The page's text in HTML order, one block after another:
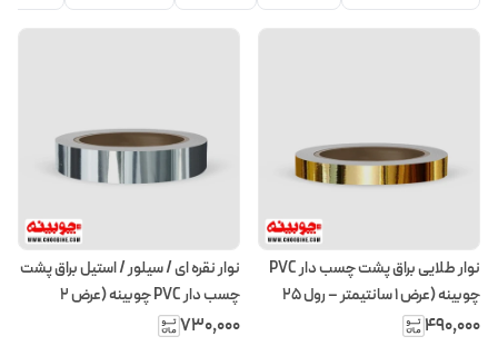
نوار طلایی براق پشت چسب دار PVC
چوبینه (عرض ۱ سانتیمتر – رول ۲۵
متری)
۴۹۰٬۰۰۰
نوار نقره ای / سیلور / استیل براق پشت
چسب دار PVC چوبینه (عرض 2
سانتیمتر – رول ۲۵ متری)
۷۳۰٬۰۰۰